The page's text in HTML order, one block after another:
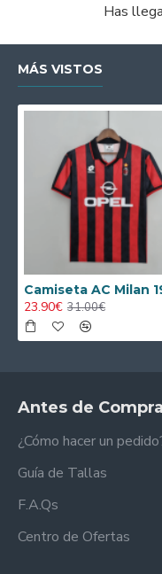
Has
MÁS VISTOS
23.90€ 31.00€
Antes de
¿Cómo hacer un
Guía de Tallas
F.A.Qs
Centro de Ofertas